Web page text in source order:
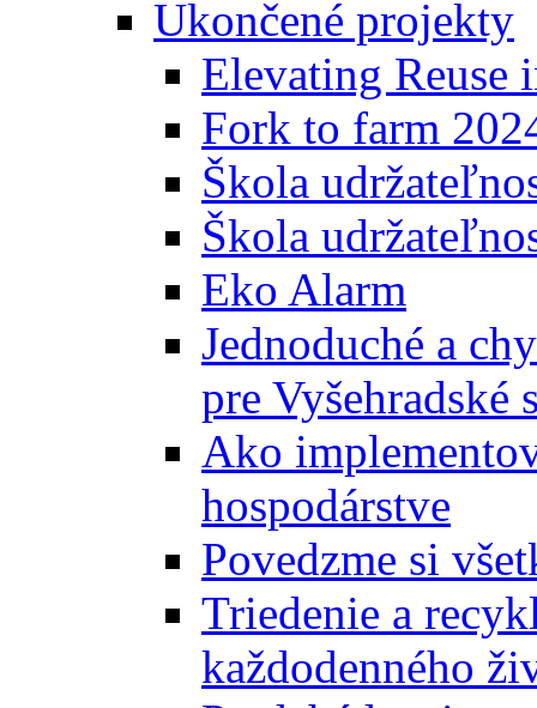
Ukončené projekty
Elevating Reuse
Fork to farm
Škola
Škola
Eko Alarm
Jednoduché a
pre Vyšehradské
Ako
hospodárstve
Povedzme si
Triedenie a
každodenného